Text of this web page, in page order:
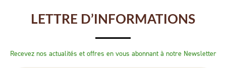
LETTRE D’INFORMATIONS
Recevez nos actualités et offres en vous abonnant à notre Newsletter